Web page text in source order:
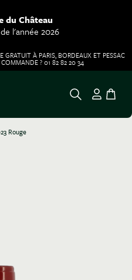
du Château
l'année 2026
À PARIS, BORDEAUX ET PESSAC
? 01 82 82 20 34
Rouge